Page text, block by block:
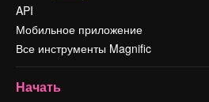
API
Мобильное приложение
Все инструменты Magnific
Начать